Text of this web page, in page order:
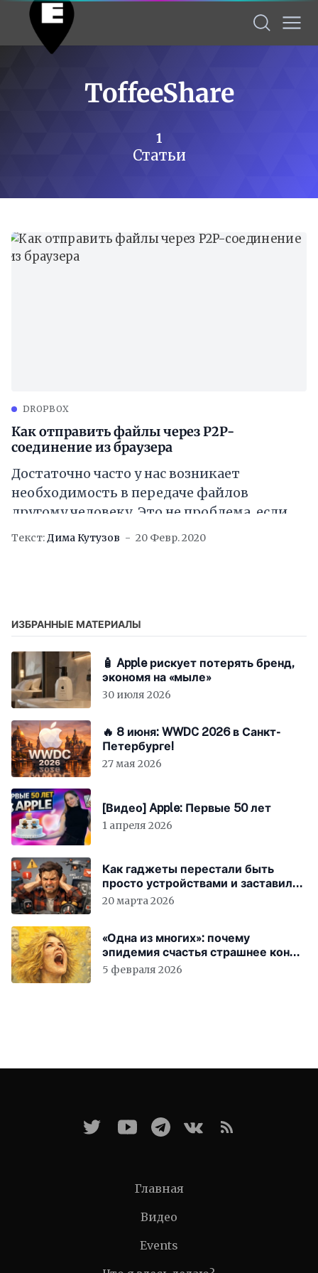
ToffeeShare
1
Статьи
DROPBOX
Как отправить файлы через P2P-
соединение из браузера
Достаточно часто у нас возникает
необходимость в передаче файлов
другому человеку. Это не проблема, если
файл не большого размера. Его можно
Текст:Дима Кутузов 20 Февр. 2020
ИЗБРАННЫЕ МАТЕРИАЛЫ
🧴 Apple рискует потерять бренд,
экономя на «мыле»
30 июля 2026
🔥 8 июня: WWDC 2026 в Санкт-
Петербурге!
27 мая 2026
[Видео] Apple: Первые 50 лет
1 апреля 2026
Как гаджеты перестали быть
просто устройствами и заставили
вас бесплатно работать
20 марта 2026
«Одна из многих»: почему
эпидемия счастья страшнее конца
света
5 февраля 2026
Главная
Видео
Events